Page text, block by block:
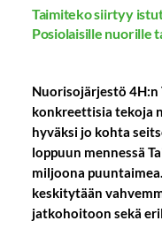
Taimiteko siirtyy
Posiolaisille nuorille
Nuorisojärjestö
konkreettisia tekoja
hyväksi jo kohta
loppuun mennessä
miljoona
keskitytään
jatkohoitoon sekä